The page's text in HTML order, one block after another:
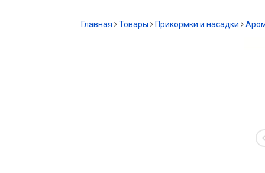
Главная Товары Прикормки и насадки